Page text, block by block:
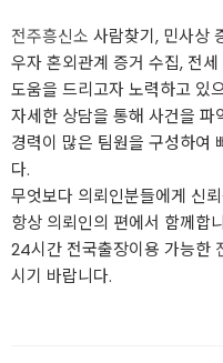
전주흥신소 사람찾기, 민사상
우자 혼외관계 증거 수집, 전
도움을 드리고자 노력하고 있
자세한 상담을 통해 사건을
경력이 많은 팀원을 구성하여
다.
무엇보다 의뢰인분들에게 신
항상 의뢰인의 편에서 함께합
24시간 전국출장이용 가능한
시기 바랍니다.